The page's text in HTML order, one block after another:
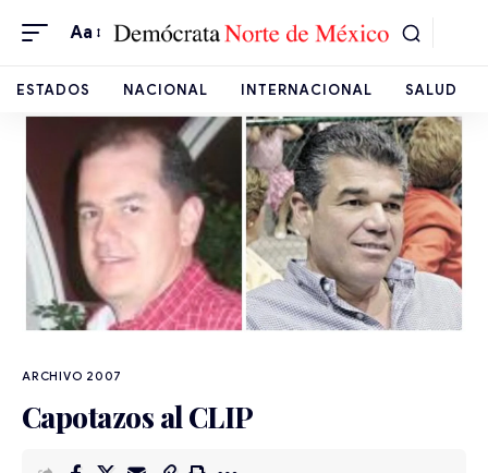
Aa
ESTADOS NACIONAL INTERNACIONAL SALUD
ARCHIVO 2007
Capotazos al CLIP